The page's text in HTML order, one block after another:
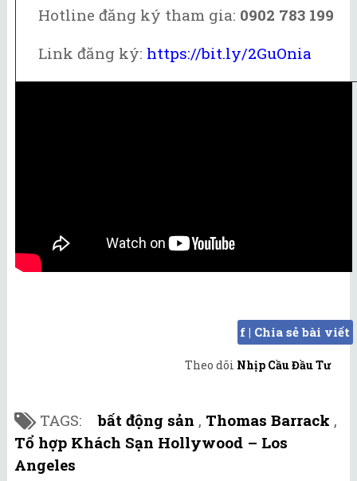
Hotline đăng ký tham gia: 0902 783 199
Link đăng ký: https://bit.ly/2GuOnia
f | Chia sẻ bài viết
Theo dõi Nhịp Cầu Đầu Tư
TAGS:bất động sản , Thomas Barrack ,
Tổ hợp Khách Sạn Hollywood – Los
Angeles